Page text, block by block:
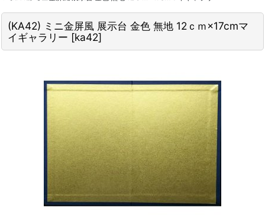
(KA42) ミニ金屏風 展示台 金色 無地 12ｃｍ×17cmマ
イギャラリー [ka42]